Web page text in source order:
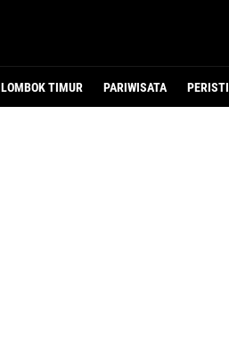
LOMBOK TIMUR PARIWISATA